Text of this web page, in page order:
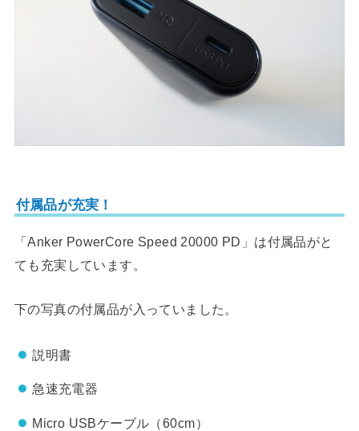
付属品が充実！
「Anker PowerCore Speed 20000 PD」は付属品がと
ても充実しています。
下の写真の付属品が入っていました。
説明書
急速充電器
Micro USBケーブル（60cm）